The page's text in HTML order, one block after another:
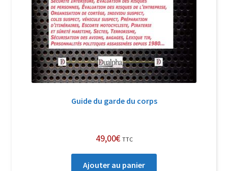
Soutien à Philippe Randa
Suivi de la Commande
Guide du garde du corps
49,00€ TTC
Ajouter au panier